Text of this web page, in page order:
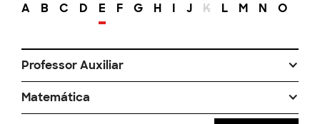
A B C D E F G H I J K L M N O
Professor Auxiliar
Matemática